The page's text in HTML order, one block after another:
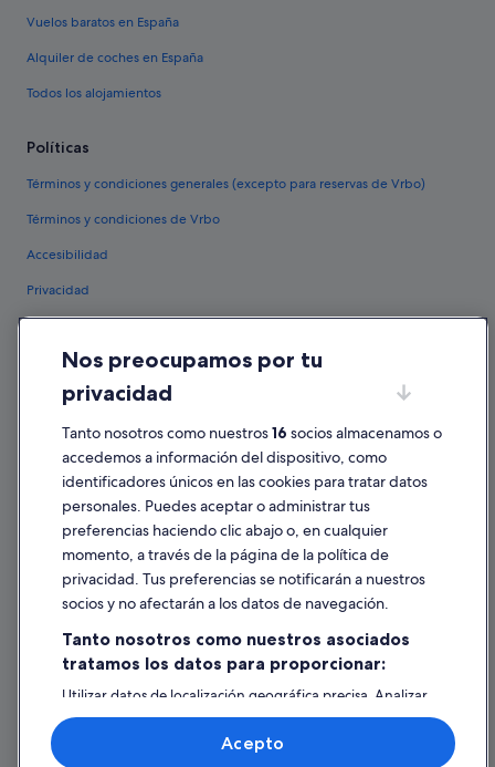
Vuelos baratos en España
Alquiler de coches en España
Todos los alojamientos
Políticas
Términos y condiciones generales (excepto para reservas de Vrbo)
Términos y condiciones de Vrbo
Accesibilidad
Privacidad
Condiciones de uso
Información legal/contacto
Pautas sobre el contenido y cómo denunciar contenido
Ayuda
Cancelar un vuelo
Cancelar una reserva de hotel o de un alquiler vacacional
Utilizar un cupón de Expedia
Documentos para viajes internacionales
Nos preocupamos por tu
privacidad
Tanto nosotros como nuestros16 socios almacenamos o
accedemos a información del dispositivo, como
identificadores únicos en las cookies para tratar datos
personales. Puedes aceptar o administrar tus
preferencias haciendo clic abajo o, en cualquier
momento, a través de la página de la política de
privacidad. Tus preferencias se notificarán a nuestros
socios y no afectarán a los datos de navegación.
Tanto nosotros como nuestros asociados
tratamos los datos para proporcionar:
Utilizar datos de localización geográfica precisa. Analizar
activamente las características del dispositivo para su
identificación. Almacenar la información en un dispositivo
y/o acceder a ella. Publicidad y contenido personalizados,
Acepto